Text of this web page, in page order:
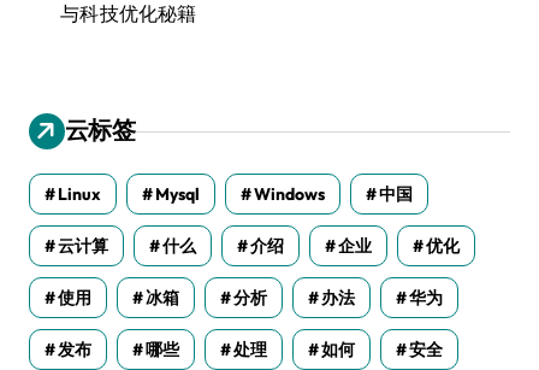
与科技优化秘籍
云标签
Linux Mysql Windows 中国
云计算 什么 介绍 企业 优化
使用 冰箱 分析 办法 华为
发布 哪些 处理 如何 安全